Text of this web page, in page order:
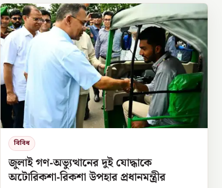
বিবিধ
জুলাই গণ-অভ্যুত্থানের দুই যোদ্ধাকে
অটোরিকশা-রিকশা উপহার প্রধানমন্ত্রীর